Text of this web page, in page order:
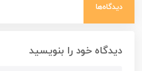
دیدگاه‌ها
دیدگاه خود را بنویسید